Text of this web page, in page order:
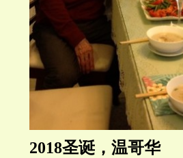
2018圣诞，温哥华